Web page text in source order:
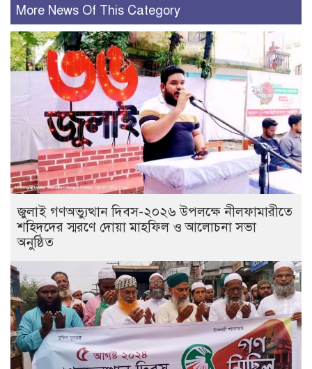
More News Of This Category
জুলাই গণঅভ্যুত্থান দিবস-২০২৬ উপলক্ষে নীলফামারীতে
শহিদদের স্মরণে দোয়া মাহফিল ও আলোচনা সভা
অনুষ্ঠিত